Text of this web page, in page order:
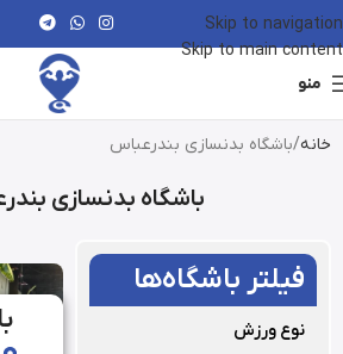
Skip to navigation
Skip to main content
منو
خانه باشگاه بدنسازی بندرعباس
باشگاه بدنسازی
فیلتر باشگاه‌ها
نوع ورزش